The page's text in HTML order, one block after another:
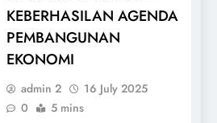
KEBERHASILAN AGENDA
PEMBANGUNAN
EKONOMI
admin 2
16 July 2025
0
5 mins